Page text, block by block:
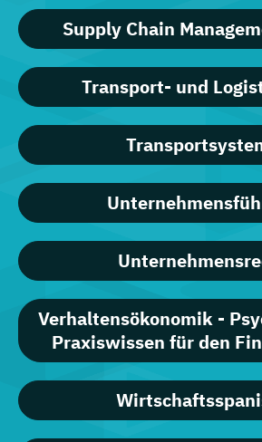
Supply Chain
Transport- und
Verhaltensökonomik -
Praxiswissen für den